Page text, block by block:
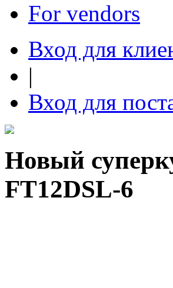
For vendors
Вход для
|
Вход для
Новый
FT12DSL-6